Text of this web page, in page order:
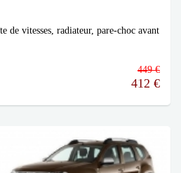
de vitesses, radiateur, pare-choc avant
449 €
412 €